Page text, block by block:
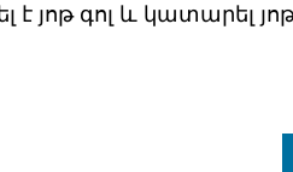
է յոթ գոլ և կատարել